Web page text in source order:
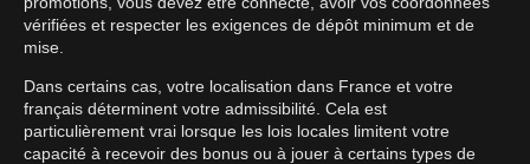
vérifiées et respecter les exigences de dépôt minimum et de
mise.
Dans certains cas, votre localisation dans France et votre
français déterminent votre admissibilité. Cela est
particulièrement vrai lorsque les lois locales limitent votre
capacité à recevoir des bonus ou à jouer à certains types de